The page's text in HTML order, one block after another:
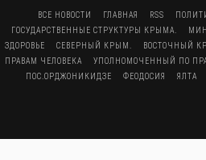
ВСЕ НОВОСТИ ГЛАВНАЯ RSS
ГОСУДАРСТВЕННЫЕ СТРУКТУРЫ КРЫМА.
ЗДОРОВЬЕ
СЕВЕРНЫЙ КРЫМ. ВОСТОЧНЫЙ
ПРАВАМ ЧЕЛОВЕКА
УПОЛНОМОЧЕННЫЙ ПО
ПОС.ОРДЖОНИКИДЗЕ
ФЕОДОСИЯ ЯЛТА